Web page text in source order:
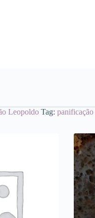
Leopoldo Tag: panificação